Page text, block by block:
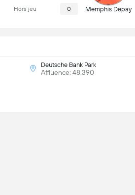
Hors jeu 0 Memphis Depay
Deutsche Bank Park
Affluence: 48,390